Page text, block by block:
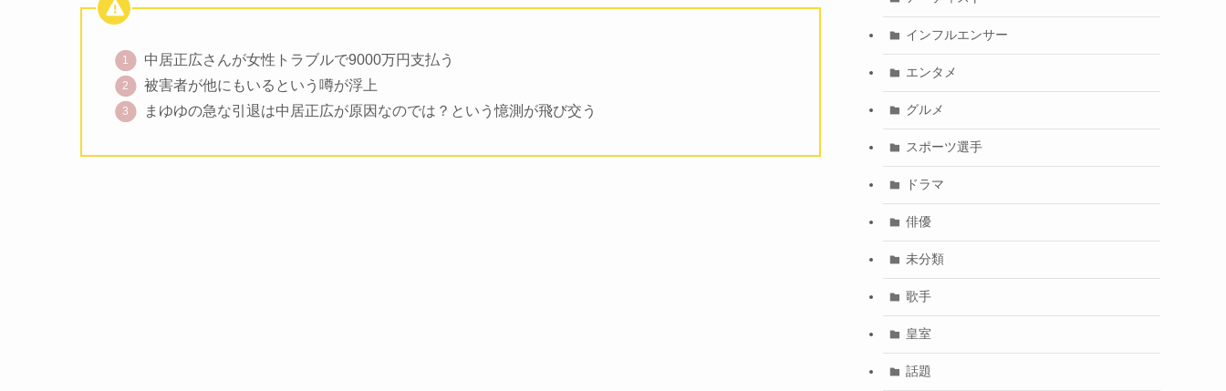
中居正広さんが女性トラブルで9000万円支払う
被害者が他にもいるという噂が浮上
まゆゆの急な引退は中居正広が原因なのでは？という憶測が飛び交う
インフルエンサー
エンタメ
グルメ
スポーツ選手
ドラマ
俳優
未分類
歌手
皇室
話題